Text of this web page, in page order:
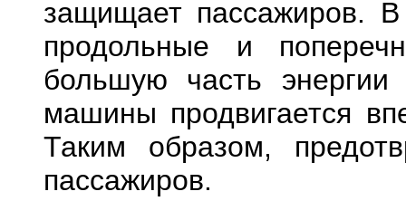
защищает пассажиров. В
продольные и
большую часть энергии
машины продвигается
Таким образом,
пассажиров.